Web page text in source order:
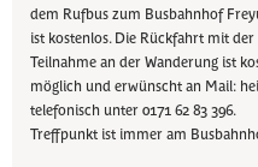
dem Rufbus zum Busbahnhof
ist kostenlos. Die Rückfahrt mit
Teilnahme an der Wanderung ist
möglich und erwünscht an Mail:
telefonisch unter 0171 62 83 396.
Treffpunkt ist immer am